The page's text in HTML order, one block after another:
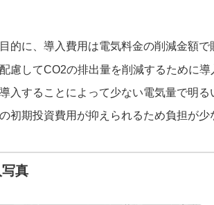
的に、導入費用は電気料金の削減金額で
慮してCO2の排出量を削減するために導
入することによって少ない電気量で明る
初期投資費用が抑えられるため負担が少
真